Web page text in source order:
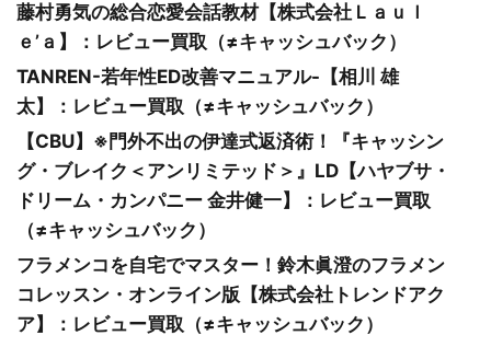
藤村勇気の総合恋愛会話教材【株式会社Ｌａｕｌ
ｅ’ａ】：レビュー買取（≠キャッシュバック）
TANREN-若年性ED改善マニュアル-【相川 雄
太】：レビュー買取（≠キャッシュバック）
【CBU】※門外不出の伊達式返済術！『キャッシン
グ・ブレイク＜アンリミテッド＞』LD【ハヤブサ・
ドリーム・カンパニー 金井健一】：レビュー買取
（≠キャッシュバック）
フラメンコを自宅でマスター！鈴木眞澄のフラメン
コレッスン・オンライン版【株式会社トレンドアク
ア】：レビュー買取（≠キャッシュバック）